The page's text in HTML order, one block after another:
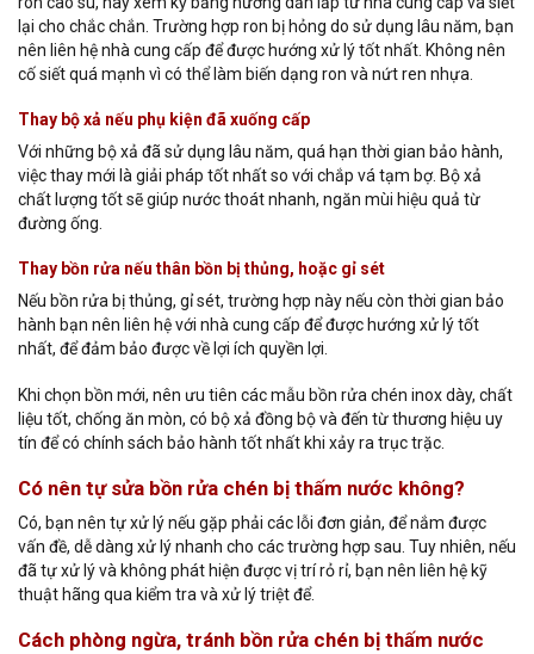
lại cho chắc chắn. Trường hợp ron bị hỏng do sử dụng lâu năm, bạn
nên liên hệ nhà cung cấp để được hướng xử lý tốt nhất. Không nên
cố siết quá mạnh vì có thể làm biến dạng ron và nứt ren nhựa.
Thay bộ xả nếu phụ kiện đã xuống cấp
Với những bộ xả đã sử dụng lâu năm, quá hạn thời gian bảo hành,
việc thay mới là giải pháp tốt nhất so với chắp vá tạm bợ. Bộ xả
chất lượng tốt sẽ giúp nước thoát nhanh, ngăn mùi hiệu quả từ
đường ống.
Thay bồn rửa nếu thân bồn bị thủng, hoặc gỉ sét
Nếu bồn rửa bị thủng, gỉ sét, trường hợp này nếu còn thời gian bảo
hành bạn nên liên hệ với nhà cung cấp để được hướng xử lý tốt
nhất, để đảm bảo được về lợi ích quyền lợi.
Khi chọn bồn mới, nên ưu tiên các mẫu bồn rửa chén inox dày, chất
liệu tốt, chống ăn mòn, có bộ xả đồng bộ và đến từ thương hiệu uy
tín để có chính sách bảo hành tốt nhất khi xảy ra trục trặc.
Có nên tự sửa bồn rửa chén bị thấm nước không?
Có, bạn nên tự xử lý nếu gặp phải các lỗi đơn giản, để nắm được
vấn đề, dễ dàng xử lý nhanh cho các trường hợp sau. Tuy nhiên, nếu
đã tự xử lý và không phát hiện được vị trí rỏ rỉ, bạn nên liên hệ kỹ
thuật hãng qua kiểm tra và xử lý triệt để.
Cách phòng ngừa, tránh bồn rửa chén bị thấm nước